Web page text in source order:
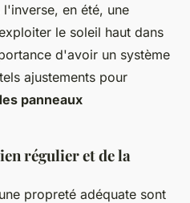
en été, une
le soleil haut dans
d'avoir un système
ajustements pour
panneaux
régulier et de la
propreté adéquate sont